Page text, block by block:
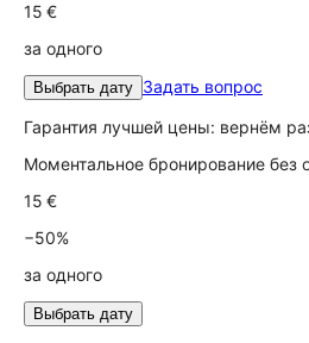
15 €
за одного
Выбрать дату Задать вопрос
Гарантия лучшей цены: вернём
Моментальное бронирование без
15 €
−50%
за одного
Выбрать дату